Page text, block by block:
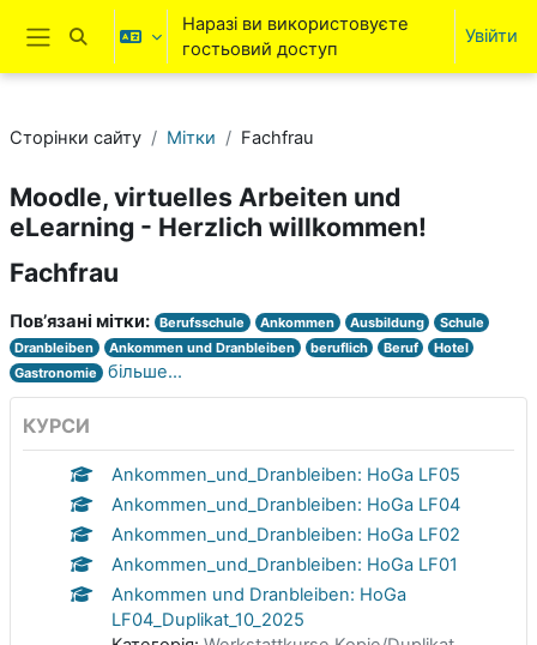
Перейти до головного вмісту
Бокова панель
Переключити введення пошуку
Наразі ви використовуєте
гостьовий доступ
Увійти
Сторінки сайту Мітки Fachfrau
Moodle, virtuelles Arbeiten und
eLearning - Herzlich willkommen!
Fachfrau
Пов’язані мітки: Berufsschule Ankommen Ausbildung
Schule
Dranbleiben
Ankommen und Dranbleiben beruflich Beruf
Hotel
Gastronomie
більше...
КУРСИ
Ankommen_und_Dranbleiben: HoGa LF05
Ankommen_und_Dranbleiben: HoGa LF04
Ankommen_und_Dranbleiben: HoGa LF02
Ankommen_und_Dranbleiben: HoGa LF01
Ankommen und Dranbleiben: HoGa
LF04_Duplikat_10_2025